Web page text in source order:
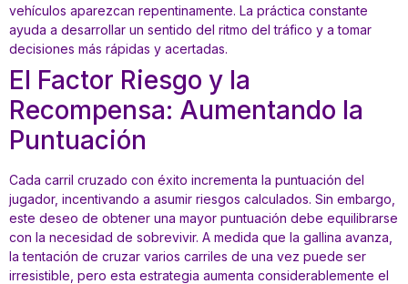
vehículos aparezcan repentinamente. La práctica constante
ayuda a desarrollar un sentido del ritmo del tráfico y a tomar
decisiones más rápidas y acertadas.
El Factor Riesgo y la
Recompensa: Aumentando la
Puntuación
Cada carril cruzado con éxito incrementa la puntuación del
jugador, incentivando a asumir riesgos calculados. Sin embargo,
este deseo de obtener una mayor puntuación debe equilibrarse
con la necesidad de sobrevivir. A medida que la gallina avanza,
la tentación de cruzar varios carriles de una vez puede ser
irresistible, pero esta estrategia aumenta considerablemente el